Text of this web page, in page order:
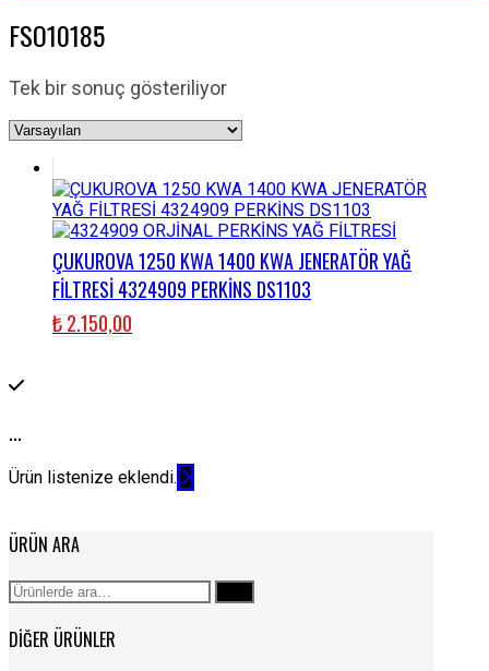
FSO10185
Tek bir sonuç gösteriliyor
ÇUKUROVA 1250 KWA 1400 KWA JENERATÖR YAĞ
FİLTRESİ 4324909 PERKİNS DS1103
₺2.150,00
...
Ürün listenize eklendi.
ÜRÜN ARA
Ara:
DIĞER ÜRÜNLER